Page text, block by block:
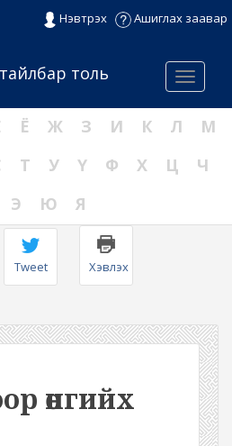
Нэвтрэх Ашиглах заавар
Menu
толь
Ё Ж З И К Л
М
Т У Ү Ф Х Ц
Ч
Э Ю Я
Tweet Хэвлэх
өнгийх